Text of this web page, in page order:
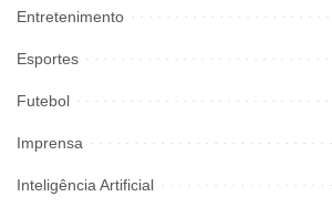
Entretenimento
Esportes
Futebol
Imprensa
Inteligência Artificial